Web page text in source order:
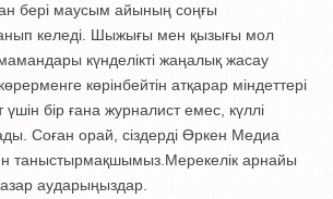
бері маусым айының соңғы
келеді. Шыжығы мен қызығы мол
күнделікті жаңалық жасау
көрінбейтін атқарар міндеттері
бір ғана журналист емес, күллі
Соған орай, сіздерді Өркен Медиа
таныстырмақшымыз.Мерекелік арнайы
аударыңыздар.